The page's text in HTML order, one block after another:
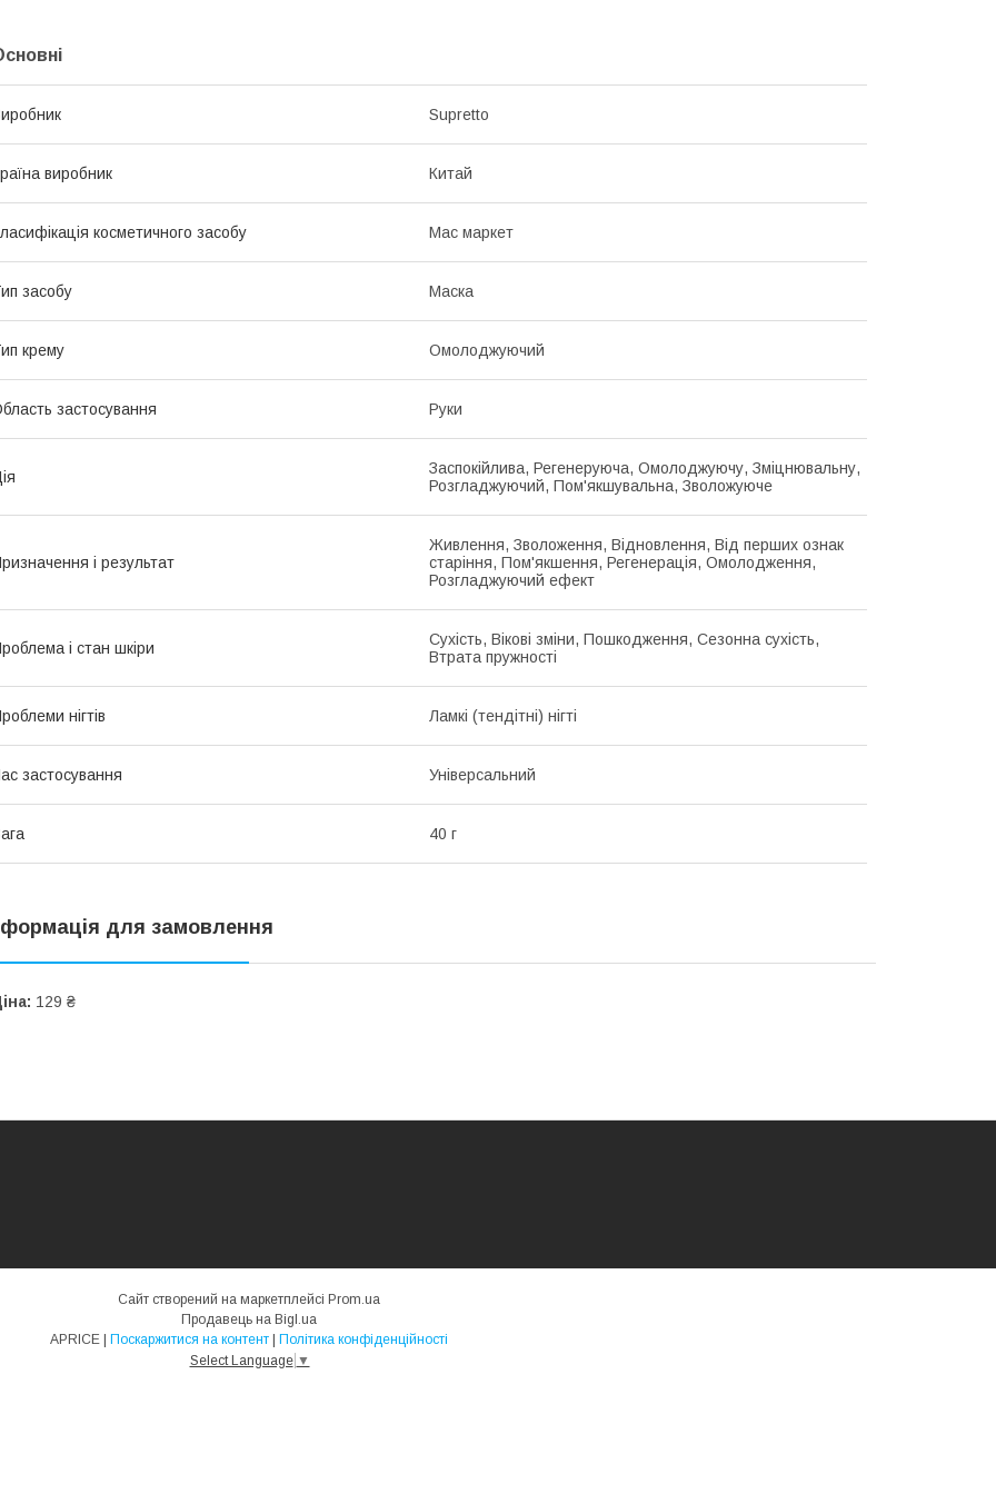
Supretto
виробник Китай
косметичного засобу Мас маркет
засобу Маска
крему Омолоджуючий
застосування Руки
Заспокійлива, Регенеруюча, Омолоджуючу, Зміцнювальну,
Розгладжуючий, Пом'якшувальна, Зволожуюче
і результат
Живлення, Зволоження, Відновлення, Від перших ознак
старіння, Пом'якшення, Регенерація, Омолодження,
Розгладжуючий ефект
і стан шкіри
Сухість, Вікові зміни, Пошкодження, Сезонна сухість,
Втрата пружності
нігтів Ламкі (тендітні) нігті
застосування Універсальний
40 г
для замовлення
129 ₴
Сайт створений на маркетплейсі Prom.ua
Продавець на Bigl.ua
Поскаржитися на контент
Політика конфіденційності
Select Language ▼